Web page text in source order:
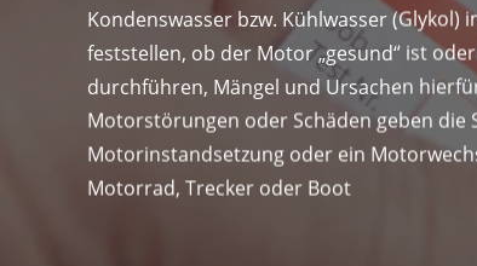
Kondenswasser bzw. Kühlwasser
feststellen, ob der Motor „gesund“ ist
durchführen, Mängel und Ursachen
Motorstörungen oder Schäden geben die
Motorinstandsetzung oder ein
Motorrad, Trecker oder Boot